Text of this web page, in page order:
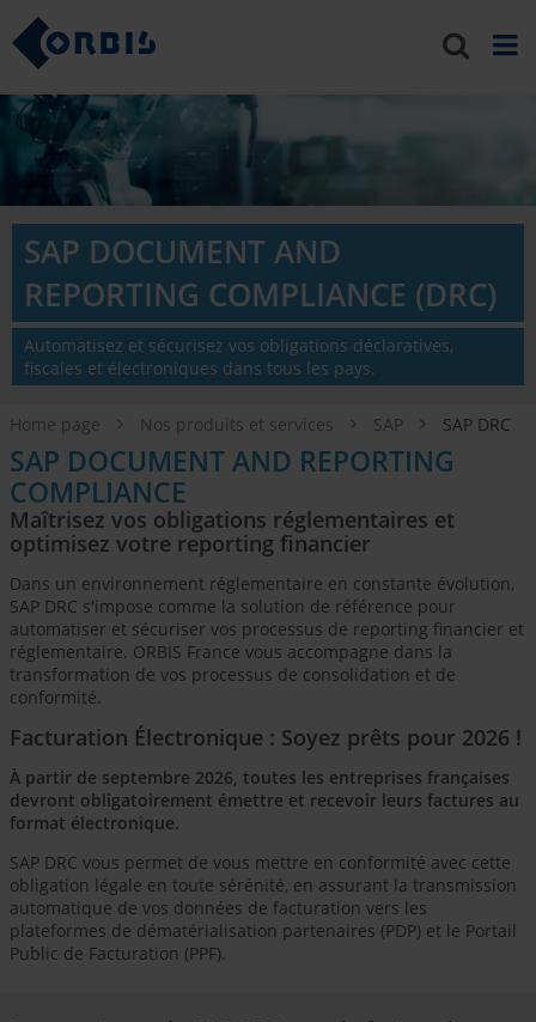
SAP DOCUMENT AND
REPORTING COMPLIANCE (DRC)
Automatisez et sécurisez vos obligations déclaratives,
fiscales et électroniques dans tous les pays.
Home page Nos produits et services SAP SAP DRC
SAP DOCUMENT AND REPORTING
COMPLIANCE
Maîtrisez vos obligations réglementaires et
optimisez votre reporting financier
Dans un environnement réglementaire en constante évolution,
SAP DRC s'impose comme la solution de référence pour
automatiser et sécuriser vos processus de reporting financier et
réglementaire. ORBIS France vous accompagne dans la
transformation de vos processus de consolidation et de
conformité.
Facturation Électronique : Soyez prêts pour 2026 !
À partir de septembre 2026, toutes les entreprises françaises
devront obligatoirement émettre et recevoir leurs factures au
format électronique.
SAP DRC vous permet de vous mettre en conformité avec cette
obligation légale en toute sérénité, en assurant la transmission
automatique de vos données de facturation vers les
plateformes de dématérialisation partenaires (PDP) et le Portail
Public de Facturation (PPF).